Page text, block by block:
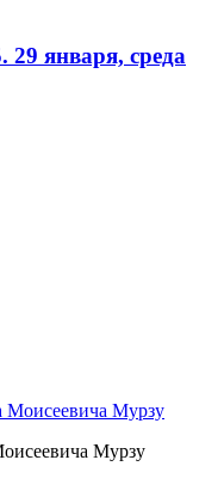
29 января, среда
Мурзу